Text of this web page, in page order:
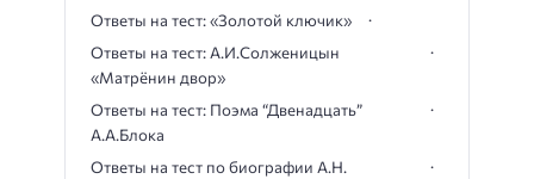
Ответы на тест: «Золотой ключик»
Ответы на тест: А.И.Солженицын
«Матрёнин двор»
Ответы на тест: Поэма “Двенадцать”
А.А.Блока
Ответы на тест по биографии А.Н.